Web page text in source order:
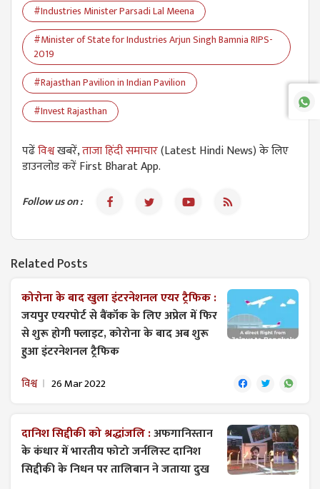
#Industries Minister Parsadi Lal Meena
#Minister of State for Industries Arjun Singh Bamnia RIPS-
2019
#Rajasthan Pavilion in Indian Pavilion
#Invest Rajasthan
पढेंविश्वखबरें,ताजा हिंदी समाचार(Latest Hindi News) के लिए
डाउनलोड करें First Bharat App.
Follow us on :
Related Posts
कोरोना के बाद खुला इंटरनेशनल एयर ट्रैफिक :
जयपुर एयरपोर्ट से बैंकॉक के लिए अप्रेल में फिर
से शुरू होगी फ्लाइट, कोरोना के बाद अब शुरू
हुआ इंटरनेशनल ट्रैफिक
विश्व 26 Mar 2022
दानिश सिद्दीकी को श्रद्धांजलि :अफगानिस्तान
के कंधार में भारतीय फोटो जर्नलिस्ट दानिश
सिद्दीकी के निधन पर तालिबान ने जताया दुख